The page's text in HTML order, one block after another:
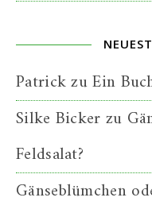
PatrickzuEin
Silke Bickerzu
Feldsalat?
Gänseblümchen